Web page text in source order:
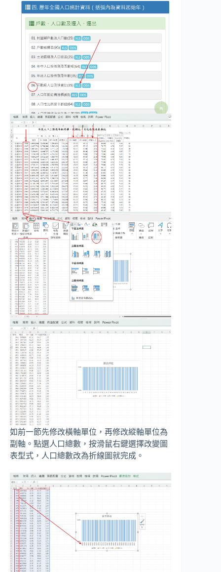
如前一節先修改橫軸單位，再修改縱軸單位為
副軸。點選人口總數，按滑鼠右鍵選擇改變圖
表型式，人口總數改為折線圖就完成。